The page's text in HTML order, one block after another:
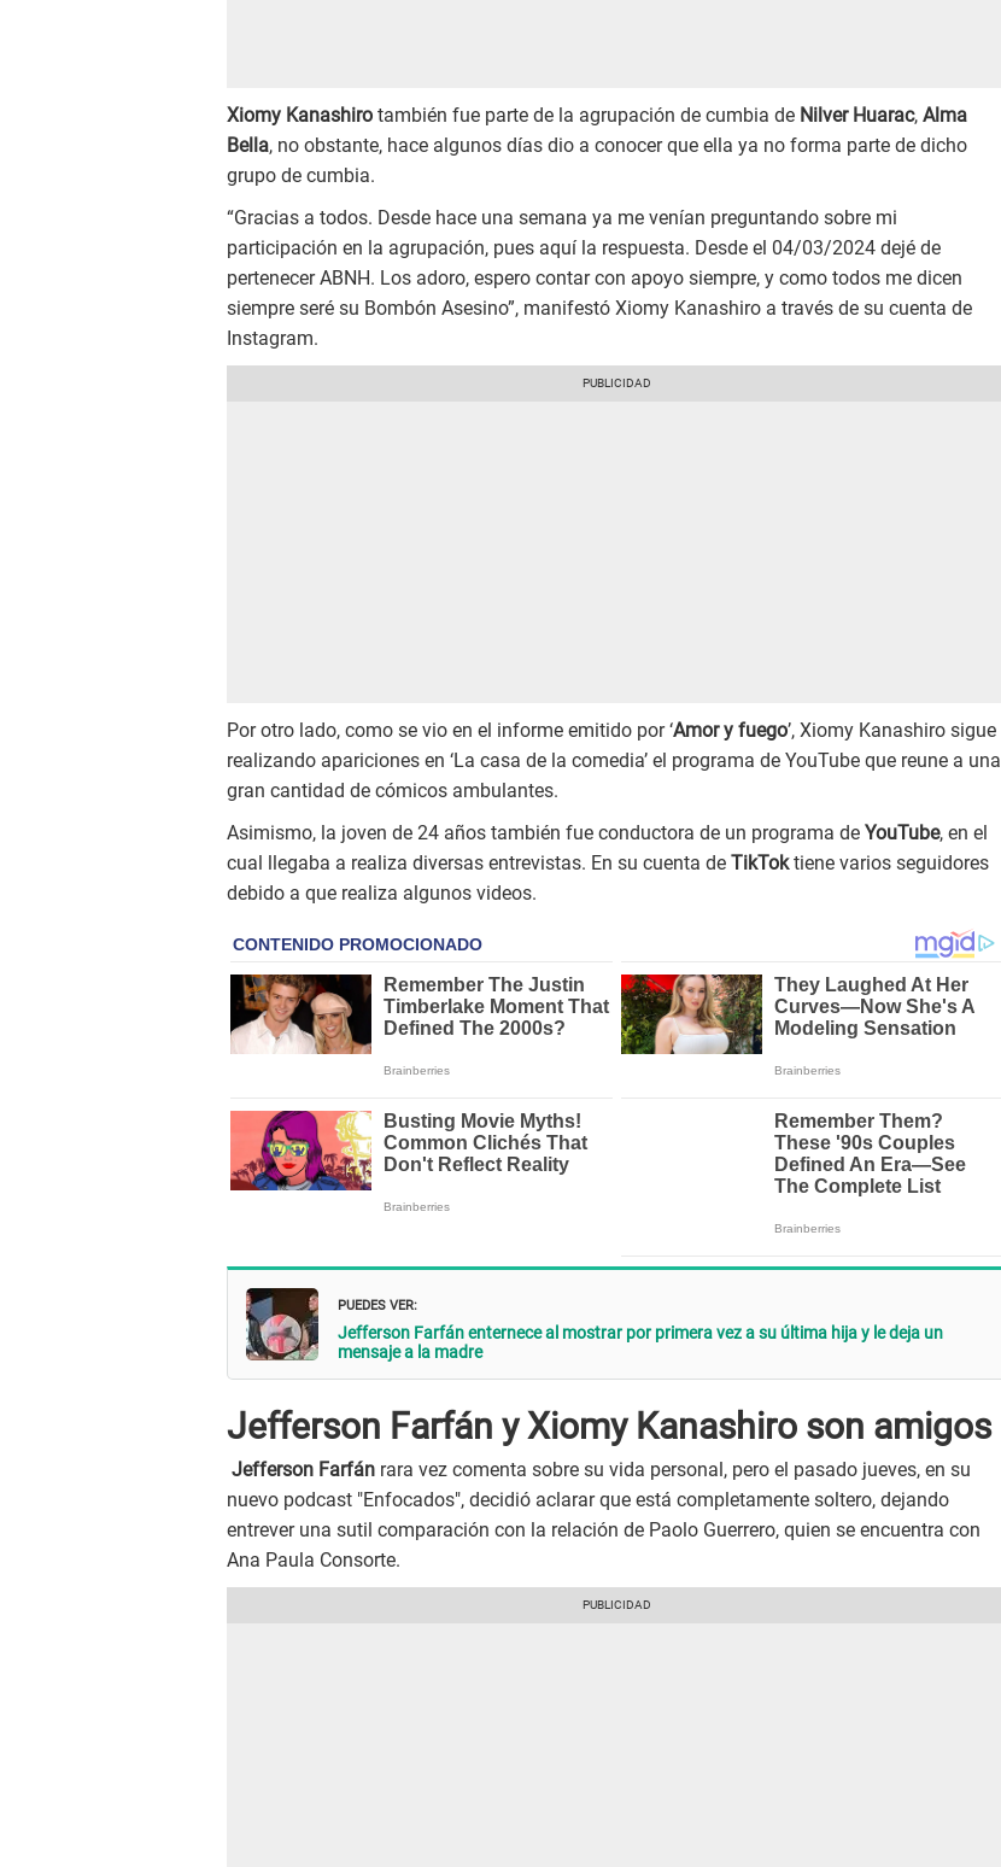
Xiomy Kanashiro también fue parte de la agrupación de cumbia de Nilver Huarac, Alma
Bella, no obstante, hace algunos días dio a conocer que ella ya no forma parte de dicho
grupo de cumbia.
“Gracias a todos. Desde hace una semana ya me venían preguntando sobre mi
participación en la agrupación, pues aquí la respuesta. Desde el 04/03/2024 dejé de
pertenecer ABNH. Los adoro, espero contar con apoyo siempre, y como todos me dicen
siempre seré su Bombón Asesino”, manifestó Xiomy Kanashiro a través de su cuenta de
Instagram.
Por otro lado, como se vio en el informe emitido por ‘Amor y fuego’, Xiomy Kanashiro sigue
realizando apariciones en ‘La casa de la comedia’ el programa de YouTube que reune a una
gran cantidad de cómicos ambulantes.
Asimismo, la joven de 24 años también fue conductora de un programa de YouTube, en el
cual llegaba a realiza diversas entrevistas. En su cuenta de TikToktiene varios seguidores
debido a que realiza algunos videos.
PUEDES VER:
Jefferson Farfán enternece al mostrar por primera vez a su última hija y le deja un
mensaje a la madre
Jefferson Farfán y Xiomy Kanashiro son amigos
Jefferson Farfán rara vez comenta sobre su vida personal, pero el pasado jueves, en su
nuevo podcast "Enfocados", decidió aclarar que está completamente soltero, dejando
entrever una sutil comparación con la relación de Paolo Guerrero, quien se encuentra con
Ana Paula Consorte.